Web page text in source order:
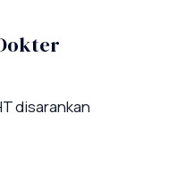
disarankan